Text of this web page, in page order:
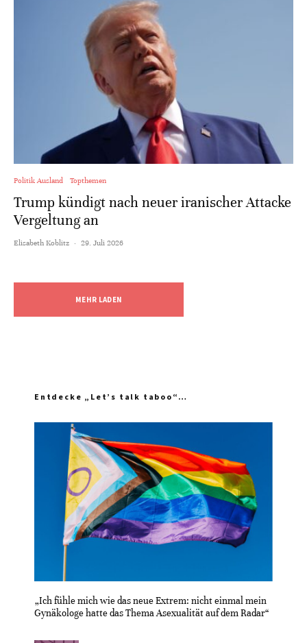
Politik Ausland Topthemen
Trump kündigt nach neuer iranischer Attacke
Vergeltung an
Elisabeth Koblitz · 29. Juli 2026
MEHR LADEN
Entdecke „Let’s talk taboo“…
„Ich fühle mich wie das neue Extrem: nicht einmal mein
Gynäkologe hatte das Thema Asexualität auf dem Radar“